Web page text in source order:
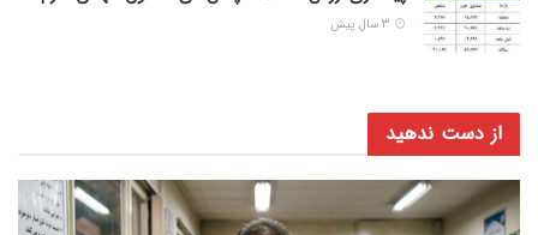
از دست ندهید